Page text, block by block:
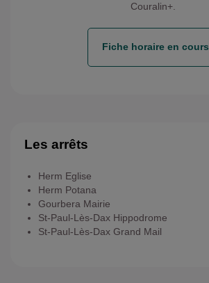
Couralin+.
Fiche horaire en cours
Les arrêts
Herm Eglise
Herm Potana
Gourbera Mairie
St-Paul-Lès-Dax Hippodrome
St-Paul-Lès-Dax Grand Mail